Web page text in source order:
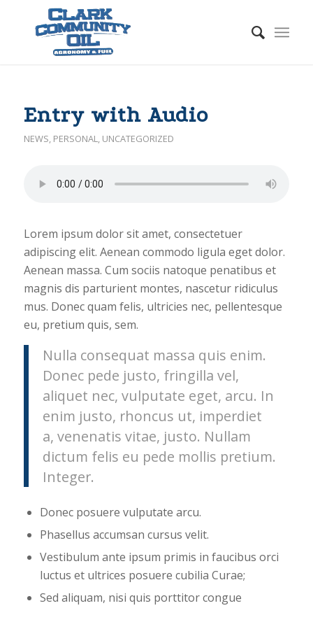
Entry with Audio
NEWS, PERSONAL, UNCATEGORIZED
Lorem ipsum dolor sit amet, consectetuer
adipiscing elit. Aenean commodo ligula eget dolor.
Aenean massa. Cum sociis natoque penatibus et
magnis dis parturient montes, nascetur ridiculus
mus. Donec quam felis, ultricies nec, pellentesque
eu, pretium quis, sem.
Nulla consequat massa quis enim.
Donec pede justo, fringilla vel,
aliquet nec, vulputate eget, arcu. In
enim justo, rhoncus ut, imperdiet
a, venenatis vitae, justo. Nullam
dictum felis eu pede mollis pretium.
Integer.
Donec posuere vulputate arcu.
Phasellus accumsan cursus velit.
Vestibulum ante ipsum primis in faucibus orci
luctus et ultrices posuere cubilia Curae;
Sed aliquam, nisi quis porttitor congue